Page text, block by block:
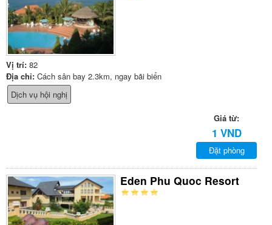
Vị trí: 82
Địa chỉ: Cách sân bay 2.3km, ngay bãi biển
Dịch vụ hội nghị
Giá từ:
1 VND
Đặt phòng
Eden Phu Quoc Resort